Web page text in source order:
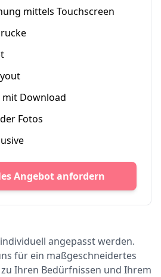
mittels Touchscreen
mit Download
Fotos
Angebot anfordern
angepasst werden.
für ein maßgeschneidertes
Ihren Bedürfnissen und Ihrem